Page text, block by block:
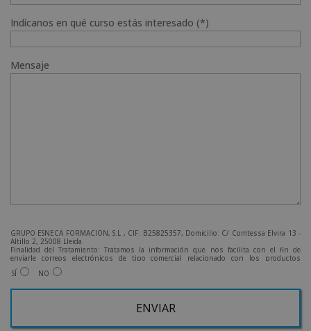
Indícanos en qué curso estás interesado (*)
Mensaje
GRUPO ESNECA FORMACIÓN, S.L , CIF: B25825357, Domicilio: C/ Comtessa Elvira 13 -
Altillo 2, 25008 Lleida.
Finalidad del Tratamiento: Tratamos la información que nos facilita con el fin de
enviarle correos electrónicos de tipo comercial relacionado con los productos
ofrecidos y otros tipo de productos que fueran de su interés.
Legitimación del tratamiento: Consentimiento del interesado.
a la dirección admin@grupoesneca.com.
Desea recibir información comercial (vía telefónica y/o email):
SÍ NO